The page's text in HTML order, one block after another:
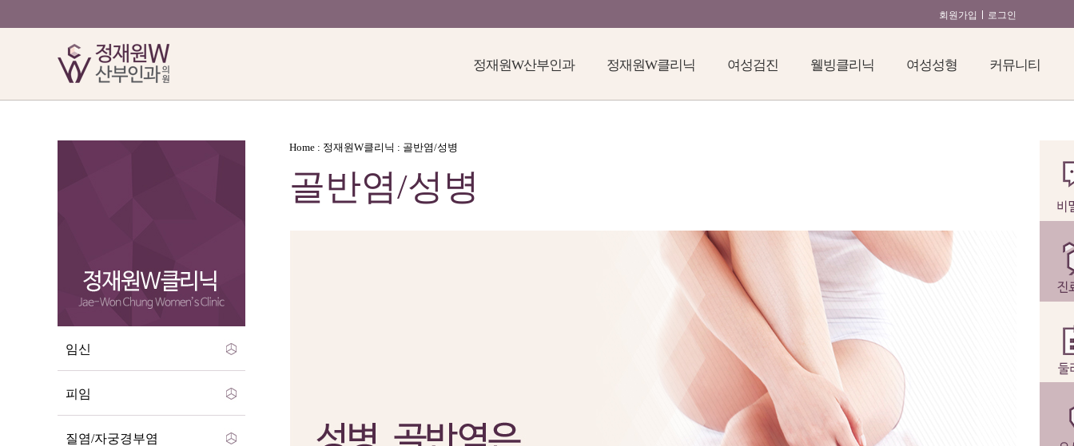
회원가입 로그인
정재원W산부인과 정재원W클리닉 여성검진 웰빙클리닉 여성성형 커뮤니티
임신
피임
질염/자궁경부염
Home : 정재원W클리닉 : 골반염/성병
골반염/성병